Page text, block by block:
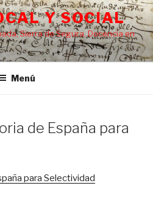
Y SOCIAL
Sierra de Segura, Docencia en
Menú
de España para
para Selectividad